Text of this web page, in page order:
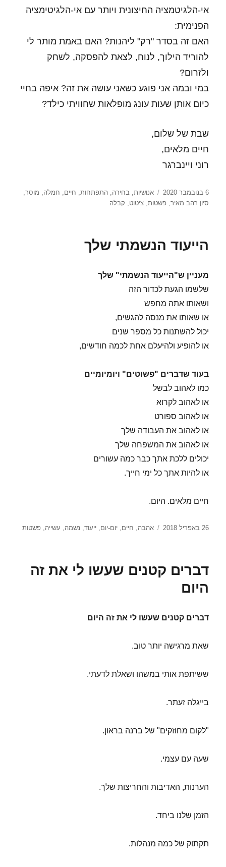
אי-הלגיטמציה החיצונית ויותר עם אי-הלגיטימציה
הפנימית:
האם זה בסדר "רק" ליהנות? האם באמת מותר לי
להוריד הילוך, לנוח, לצאת להפסקה, לשחק
ולזרום?
במי ובמה אני פוגע כשאני עושה את זה? איפה בחיי
כיום אותן שעות עונג מופלאות שחוויתי כילד?
שבת של שלום,
חיים מלאים,
רוני ויינברגר
פורסם
בתאריך
6 בנובמבר 2020 תגיות
אנושיות,בחירה,התפתחות, חיים, חמלה, מוסר,
סיון רהב מאיר,פשטות,ציטוט, קבלה
הייעוד הנשמתי שלך
מעניין ש"הייעוד הנשמתי" שלך
שלשמו הגעת לכדור הזה
ושאותו אתה מחפש
או שאותו את מנסה להגשים,
יכול להשתנות כל מספר שנים
או להופיע ולהיעלם אחת לכמה חודשים,
בעוד שדברים "פשוטים" ויומיומיים
כמו לאהוב לבשל
או לאהוב לקרוא
או לאהוב ספורט
או לאהוב את העבודה שלך
או לאהוב את המשפחה שלך
יכולים ללכת אתך כבר כמה עשורים
או להיות אתך כל ימי חייך.
חיים מלאים. היום.
פורסם
26 באפריל 2018 תגיות
אהבה, חיים,יום-יום,ייעוד, נשמה, עשייה,פשטות
דברים קטנים שעשו לי את זה
היום
דברים קטנים שעשו לי את זה היום
שאת מרגישה יותר טוב.
ששיתפת אותי במשהו ושאלת לדעתי.
בייגלה זעתר.
"לקום מחוזקים" של ברנה בראון.
שעה עם עצמי.
הערנות, האדיבות והחריצות שלך.
הזמן שלנו ביחד.
תקתוק של כמה מנהלות.